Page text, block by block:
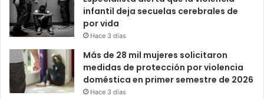
infantil deja secuelas cerebrales de
por vida
Hace 3 días
Más de 28 mil mujeres solicitaron
medidas de protección por violencia
doméstica en primer semestre de 2026
Hace 3 días